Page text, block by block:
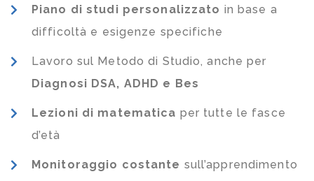
Piano di studi personalizzato in base a
difficoltà e esigenze specifiche
Lavoro sul Metodo di Studio, anche per
Diagnosi DSA, ADHD e Bes
Lezioni di matematica per tutte le fasce
d’età
Monitoraggio costante sull’apprendimento